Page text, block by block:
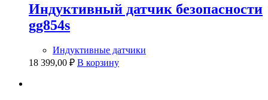
Индуктивный датчик безопасности
gg854s
Индуктивные датчики
18 399,00 ₽ В корзину